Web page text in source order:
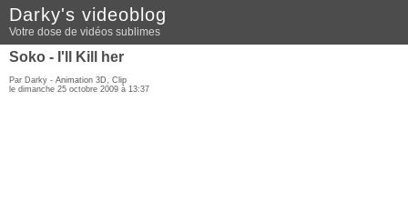
Darky's videoblog
Votre dose de vidéos sublimes
Soko - I'll Kill her
Par Darky - Animation 3D, Clip
le dimanche 25 octobre 2009 à 13:37